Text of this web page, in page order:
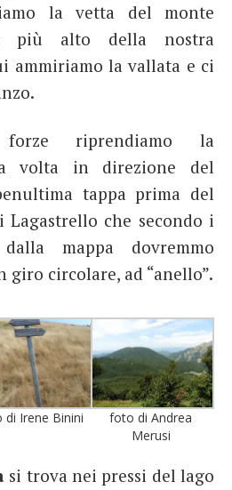
la vetta del monte
più alto della nostra
ammiriamo la vallata e ci
riprendiamo la
volta in direzione del
tappa prima del
che secondo i
mappa dovremmo
giro circolare, ad “anello”.
di Irene Binini
foto di Andrea
Merusi
si trova nei pressi del lago